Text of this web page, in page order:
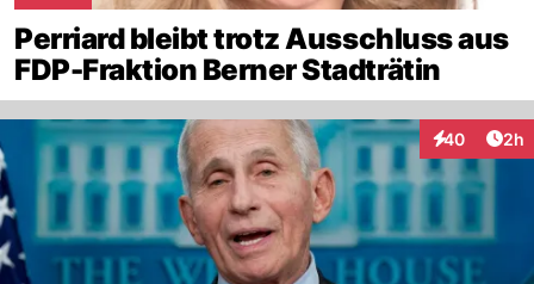
Perriard bleibt trotz Ausschluss aus
FDP-Fraktion Berner Stadträtin
40
Interaktionen
2h